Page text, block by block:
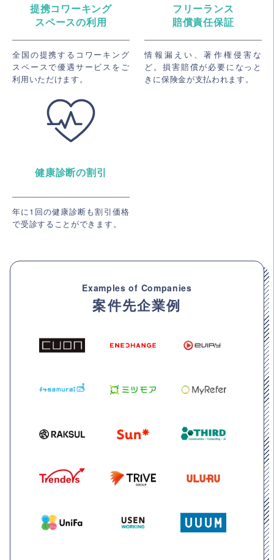
提携コワーキング
スペースの利用
全国の提携するコワーキング
スペースで優遇サービスをご
利用いただけます。
フリーランス
賠償責任保証
情報漏えい、著作権侵害な
ど。損害賠償が必要になっと
きに保険金が支払われます。
健康診断の割引
年に1回の健康診断も割引価格
で受診することができます。
Examples of Companies
案件先企業例